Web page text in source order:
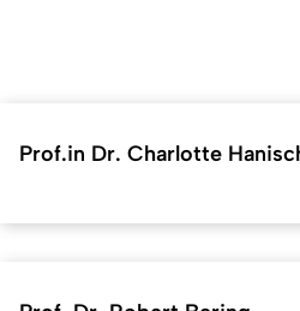
Prof.in Dr. Charlotte